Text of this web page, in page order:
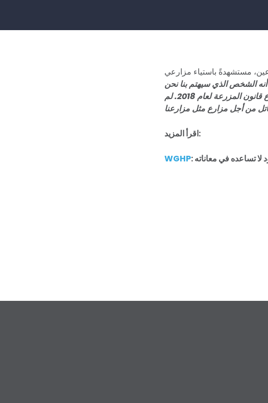
مستشهدةً باستياء مزارعي
الشخص الذي سيهتم بنا نحن
المزارعين كبارًا كنا أم صغارًا - انظر فقط إلى سجله في التصويت على مشروع قانون المزرعة لعام 2018. لم
اقرأ المزيد:
WGHP تساعده في معاناته